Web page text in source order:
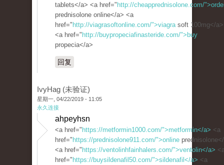
tablets</a> <a href=" http://cheapprednisolone.com/
prednisolone online</a> <a
href=" http://viagrasoftonline.com/">viagrasoft 100mg</a>
<a href=" http://buypropeciafinasteride.com/">buy
propecia</a>
回复
IvyHag (未验证)
星期一, 04/22/2019 - 11:05
永久连接
ahpeyhsn
<a href=" https://metformin1000.com/">metformin</a> <a
href=" https://prednisolone911.com/">online
<a href=" https://ventolinhfainhalers.com/">ventolin</a>
href=" https://buysildenafil50.com/">sildenafil</a> <a